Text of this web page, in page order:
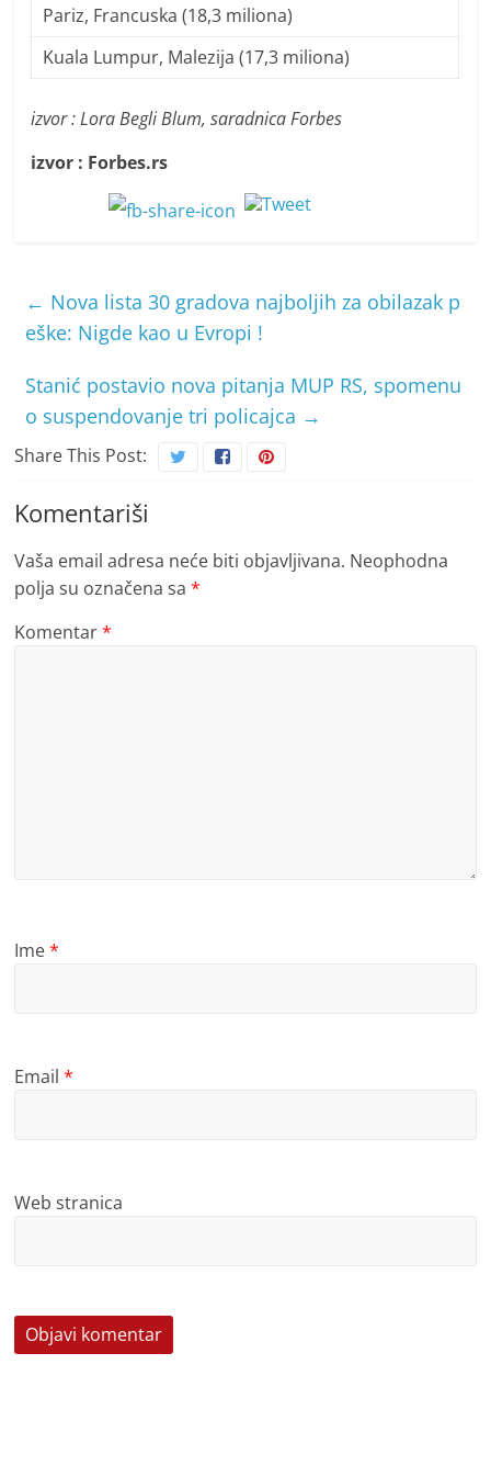
Pariz, Francuska (18,3 miliona)
Kuala Lumpur, Malezija (17,3 miliona)
izvor : Lora Begli Blum, saradnica Forbes
izvor : Forbes.rs
← Nova lista 30 gradova najboljih za obilazak p
eške: Nigde kao u Evropi !
Stanić postavio nova pitanja MUP RS, spomenu
o suspendovanje tri policajca →
Share This Post:
Komentariši
Vaša email adresa neće biti objavljivana. Neophodna
polja su označena sa*
Komentar*
Ime*
Email*
Web stranica